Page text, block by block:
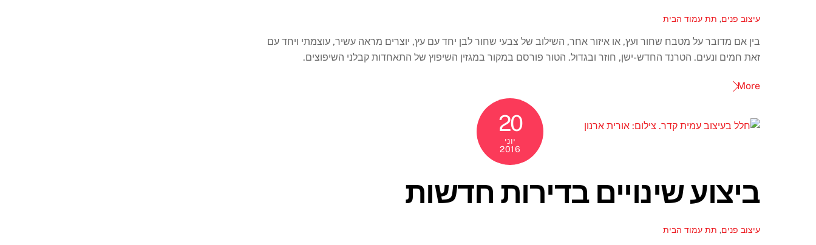
עיצוב פנים, תת עמוד הבית
בין אם מדובר על מטבח שחור ועץ, או איזור אחר, השילוב של צבעי שחור לבן יחד עם עץ, יוצרים מראה עשיר, עוצמתי ויחד עם
זאת חמים ונעים. הטרנד החדש-ישן, חוזר ובגדול. הטור פורסם במקור במגזין השיפוץ של התאחדות קבלני השיפוצים.
More
20
יוני
2016
ביצוע שינויים בדירות חדשות
עיצוב פנים, תת עמוד הבית